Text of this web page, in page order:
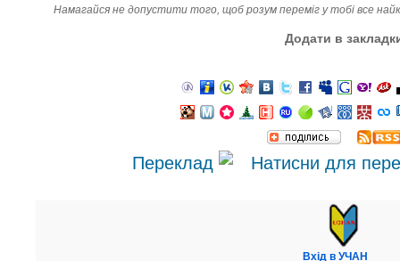
Намагайся не допустити того, щоб розум переміг у тобі все
Додати в
Переклад
Вхід в УЧАН